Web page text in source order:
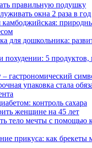
правильную подушку
окна 2 раза в год
камбоджийская:
для дошкольника:
похудении: 5 продуктов,
гастрономический
упаковка стала
контроль сахара
женщине на 45 лет
тело мечты с помощью
прикуса: как брекеты